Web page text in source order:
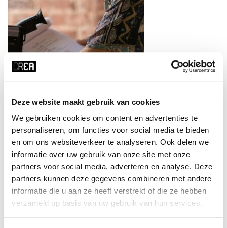
Deze website maakt gebruik van cookies
We gebruiken cookies om content en advertenties te
personaliseren, om functies voor social media te bieden
en om ons websiteverkeer te analyseren. Ook delen we
informatie over uw gebruik van onze site met onze
partners voor social media, adverteren en analyse. Deze
partners kunnen deze gegevens combineren met andere
informatie die u aan ze heeft verstrekt of die ze hebben
verzameld op basis van uw gebruik van hun services.
Documentaire: Visual Storytelling
Marieke Rodenburg
MEER INFO